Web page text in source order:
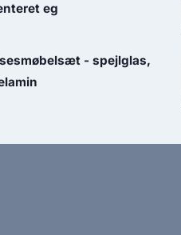
eg
- spejlglas,